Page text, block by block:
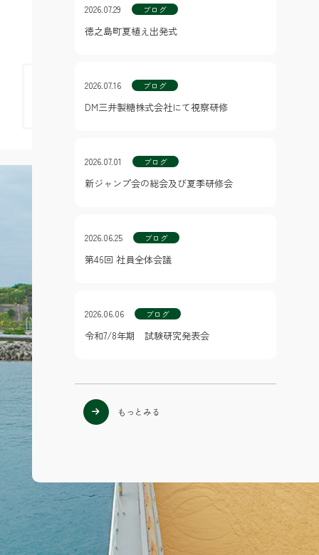
2026.07.29 ブログ
徳之島町夏植え出発式
2026.07.16 ブログ
DM三井製糖株式会社にて視察研修
2026.07.01 ブログ
新ジャンプ会の総会及び夏季研修会
2026.06.25 ブログ
第46回 社員全体会議
2026.06.06 ブログ
令和7/8年期 試験研究発表会
もっとみる